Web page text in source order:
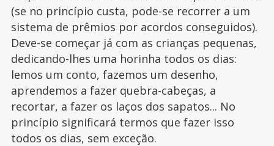
(se no princípio custa, pode-se recorrer a um
sistema de prêmios por acordos conseguidos).
Deve-se começar já com as crianças pequenas,
dedicando-lhes uma horinha todos os dias:
lemos um conto, fazemos um desenho,
aprendemos a fazer quebra-cabeças, a
recortar, a fazer os laços dos sapatos... No
princípio significará termos que fazer isso
todos os dias, sem exceção.